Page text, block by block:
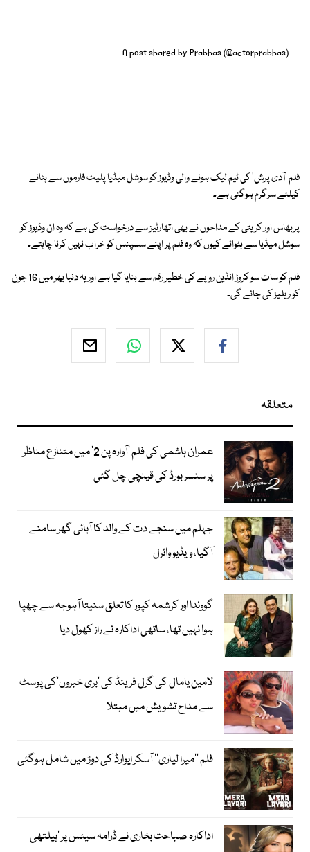
A post shared by Prabhas (@actorprabhas)
فلم 'آدی پرش' کی ٹیم لیک ہونے والی وڈیوز کو سوشل میڈیا پلیٹ فارموں سے ہٹانے
کیلئے سرگرم ہوگئی ہے۔
پربھاس اور کریتی کے مداحوں نے بھی اتھارٹیز سے درخواست کی ہے کہ وہ ان وڈیوز کو
سوشل میڈیا سے ہٹوائے کیوں کہ وہ فلم پر اپنے سسپنس کو خراب نہیں کرنا چاہتے۔
فلم کو سات سو کروڑ انڈین روپے کی خطیر رقم سے بنایا گیا ہے اور یہ دنیا بھر میں 16 جون
کو ریلیز کی جائے گی۔
متعلقہ
عمران ہاشمی کی فلم ’آوارہ پن 2‘ میں متنازع مناظر
پر سنسر بورڈ کی قینچی چل گئی
جہلم میں سنجے دت کے والد کا آبائی گھر سامنے
آگیا، ویڈیو وائرل
گووندا اور کرشمہ کپور کا تعلق سنیتا آہوجہ سے چھپا
ہوا نہیں تھا، ساتھی اداکارہ نے راز کھول دیا
لامین یامال کی گرل فرینڈ کی ’بری خبروں‘کی پوسٹ
سے مداح تشویش میں مبتلا
فلم ’’میرا لیاری‘‘ آسکر ایوارڈ کی دوڑ میں شامل ہوگئی
اداکارہ صباحت بخاری نے ڈرامہ سیٹس پر ’ہیلتھی